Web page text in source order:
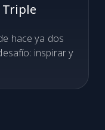
hace ya dos
inspirar y